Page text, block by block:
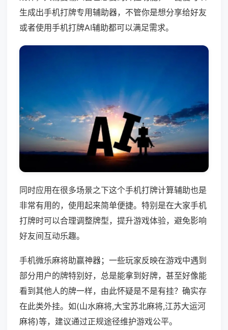
生成出手机打牌专用辅助器，不管你是想分享给好友
或者使用手机打牌AI辅助都可以满足需求。
同时应用在很多场景之下这个手机打牌计算辅助也是
非常有用的，使用起来简单便捷。特别是在大家手机
打牌时可以合理调整牌型，提升游戏体验，避免影响
好友间互动乐趣。
手机微乐麻将助赢神器；一些玩家反映在游戏中遇到
部分用户的牌特别好，总是能拿到好牌，甚至好像能
看到其他人的牌一样，由此怀疑是不是有挂？确实存
在此类外挂。如(山水麻将,大宝苏北麻将,江苏大运河
麻将)等，建议通过正规途径维护游戏公平。